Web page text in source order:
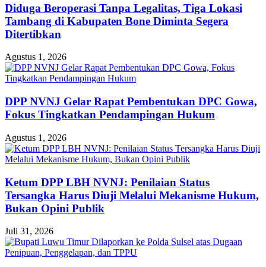
Diduga Beroperasi Tanpa Legalitas, Tiga Lokasi
Tambang di Kabupaten Bone Diminta Segera
Ditertibkan
Agustus 1, 2026
DPP NVNJ Gelar Rapat Pembentukan DPC Gowa,
Fokus Tingkatkan Pendampingan Hukum
Agustus 1, 2026
Ketum DPP LBH NVNJ: Penilaian Status
Tersangka Harus Diuji Melalui Mekanisme Hukum,
Bukan Opini Publik
Juli 31, 2026